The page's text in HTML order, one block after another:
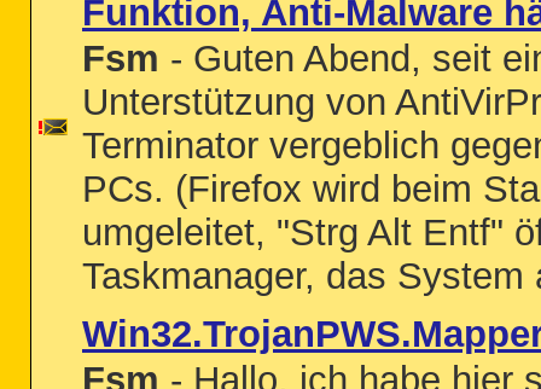
Funktion, Anti-Malware
Fsm - Guten Abend, seit
Unterstützung von
Terminator vergeblich
PCs. (Firefox wird beim
umgeleitet, "Strg Alt Entf"
Taskmanager, das
Fsm - Hallo, ich habe hier